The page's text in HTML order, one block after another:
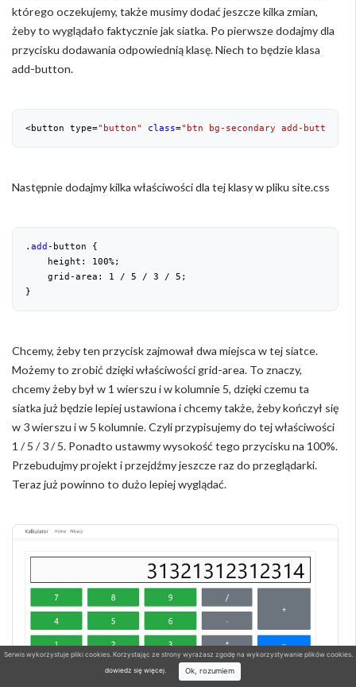
którego oczekujemy, także musimy dodać jeszcze kilka zmian,
żeby to wyglądało faktycznie jak siatka. Po pierwsze dodajmy dla
przycisku dodawania odpowiednią klasę. Niech to będzie klasa
add-button.
<button type="button" class="btn bg-secondary add-button"
Następnie dodajmy kilka właściwości dla tej klasy w pliku site.css
. add-button {
    height:
100%;
    grid-area:
1 / 5 / 3 / 5 ;
}
Chcemy, żeby ten przycisk zajmował dwa miejsca w tej siatce.
Możemy to zrobić dzięki właściwości grid-area. To znaczy,
chcemy żeby był w 1 wierszu i w kolumnie 5, dzięki czemu ta
siatka już będzie lepiej ustawiona i chcemy także, żeby kończył się
w 3 wierszu i w 5 kolumnie. Czyli przypisujemy do tej właściwości
1 / 5 / 3 / 5. Ponadto ustawmy wysokość tego przycisku na 100%.
Przebudujmy projekt i przejdźmy jeszcze raz do przeglądarki.
Teraz już powinno to dużo lepiej wyglądać.
Serwis wykorzystuje pliki cookies. Korzystając ze strony wyrażasz zgodę na wykorzystywanie plików cookies.
dowiedz się więcej. Ok, rozumiem